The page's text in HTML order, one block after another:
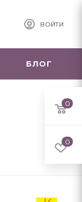
ВОЙТИ
БЛОГ
0
0